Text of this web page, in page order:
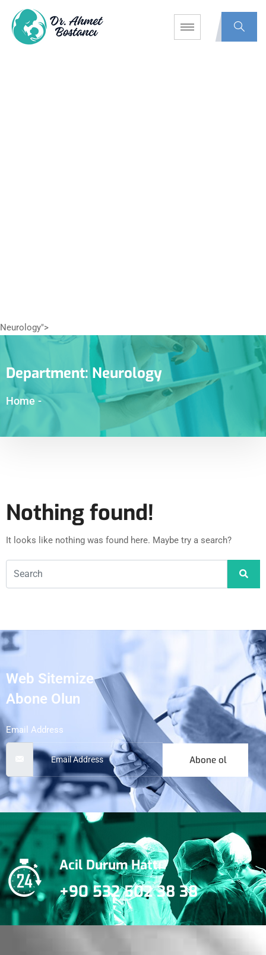
Neurology">
Department:Neurology
Home -
Nothing found!
It looks like nothing was found here. Maybe try a search?
Web Sitemize
Abone Olun
Email Address
Abone ol
Acil Durum Hattı
+90 532 502 38 38